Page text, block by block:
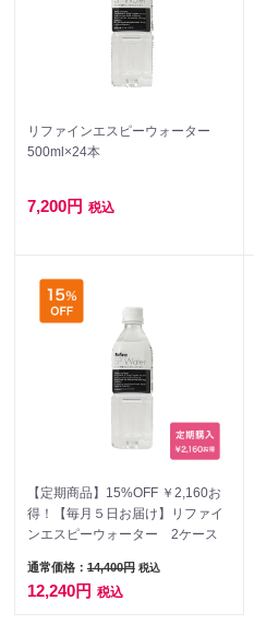
リファインエスピーウォーター
500ml×24本
7,200円 税込
【定期商品】15%OFF ￥2,160お
得！【毎月５日お届け】リファイ
ンエスピーウォーター 2ケース
通常価格：14,400円 税込
12,240円 税込